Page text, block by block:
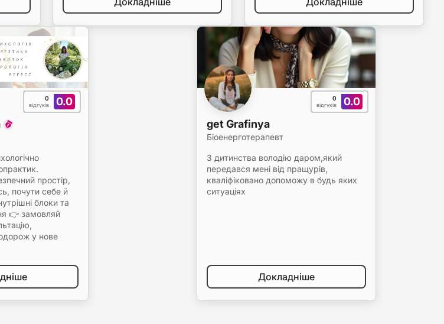
0.0
0
відгуків
простір,
почути себе й
блоки та
👉 замовляй
у нове
0.0
0
відгуків
get Grafinya
Біоенерготерапевт
З дитинства володію даром,який
передався мені від пращурів,
кваліфіковано допоможу в будь яких
ситуаціях
Докладніше